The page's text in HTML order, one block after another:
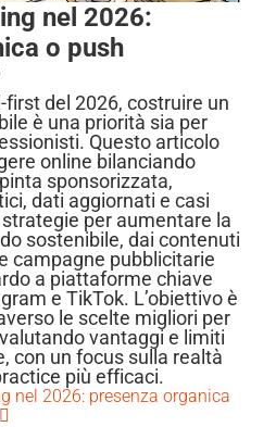
nel 2026:
o push
del 2026, costruire un
è una priorità sia per
Questo articolo
online bilanciando
sponsorizzata,
dati aggiornati e casi
per aumentare la
sostenibile, dai contenuti
campagne pubblicitarie
a piattaforme chiave
e TikTok. L’obiettivo è
le scelte migliori per
vantaggi e limiti
con un focus sulla realtà
più efficaci.
nel 2026: presenza organica